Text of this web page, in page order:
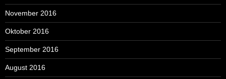
November 2016
Oktober 2016
September 2016
August 2016